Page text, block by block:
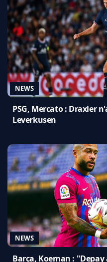
NEWS
PSG, Mercato : Draxler
Leverkusen
NEWS
Barça, Koeman :